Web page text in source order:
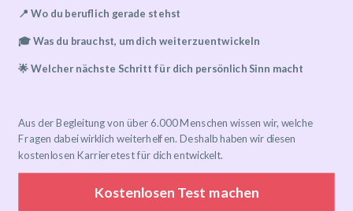
Mentor*in finden
Ablauf
Preise
Links
Eventkalender
Community-Gruppen
📍 Wo du beruflich gerade stehst
🎓 Was du brauchst, um dich weiterzuentwickeln
🌟 Welcher nächste Schritt für dich persönlich Sinn macht
Aus der Begleitung von über 6.000 Menschen wissen wir, welche
Fragen dabei wirklich weiterhelfen. Deshalb haben wir diesen
kostenlosen Karrieretest für dich entwickelt.
Kostenlosen Test machen